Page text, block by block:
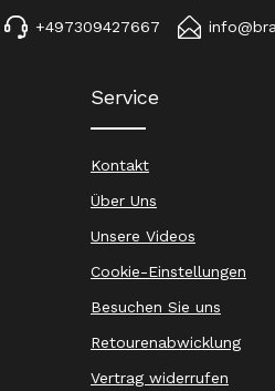
+497309427667
Service
Kontakt
Über Uns
Unsere Videos
Cookie-Einstellungen
Besuchen Sie uns
Retourenabwicklung
Vertrag widerrufen